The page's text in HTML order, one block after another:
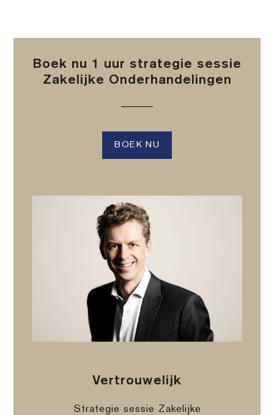
Boek nu 1 uur strategie sessie
Zakelijke Onderhandelingen
BOEK NU
Vertrouwelijk
Strategie sessie Zakelijke